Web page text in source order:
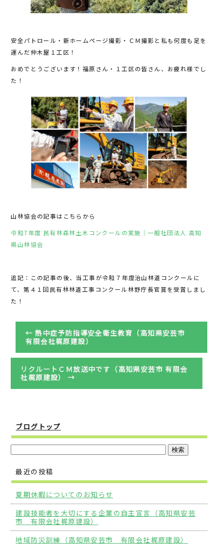
安全パトロール・新ホームページ撮影・ＣＭ撮影と私も何度も足を
運んだ仲木屋１工区！
おめでとうございます！福原さん・１工区の皆さん、お疲れ様でし
た！
山林協会の記事はこちらから
令和7年度 民有林森林土木コンクールの実施｜一般社団法人 高知
県山林協会
追記：この記事の後、当工事が令和７年度治山林道コンクールに
て、第４１回民有林林道工事コンクール林野庁長官賞を受賞しまし
た！
← 熱中症予防指導安全衛生教育（高知県安芸市
有限会社梶原建設）
リクルートＣＭ放送中です（高知県安芸市 有限会
社梶原建設）→
ブログトップ
最近の投稿
夏期休暇についてのお知らせ
建設技能者を大切にする企業の自主宣言（高知県安芸
市 有限会社梶原建設）
地域防災訓練（高知県安芸市 有限会社梶原建設）